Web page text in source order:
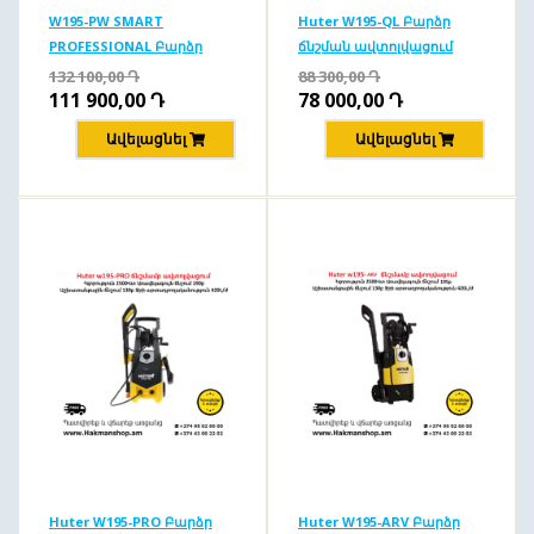
W195-PW SMART
PROFESSIONAL Բարձր
ճնշման ավտոլվացում
195բ/2500վտ
132 100,00Դ
111 900,00Դ
Ավելացնել
Huter W195-QL Բարձր
ճնշման ավտոլվացում
195բ/2500Վտ
88 300,00Դ
78 000,00Դ
Ավելացնել
Huter W195-PRO Բարձր Huter W195-ARV Բարձր